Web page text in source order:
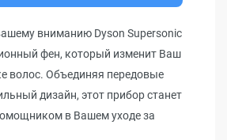
вниманию Dyson Supersonic
фен, который изменит Ваш
волос. Объединяя передовые
дизайн, этот прибор станет
в Вашем уходе за